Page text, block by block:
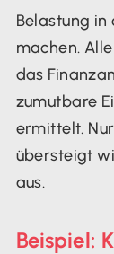
Belastung
machen.
das
zumutbare
ermittelt.
übersteigt
aus.
Beispiel: